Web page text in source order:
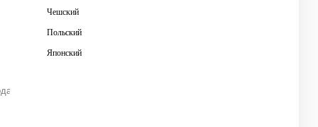
деятельности 28 лет.
Чешский
Польский
Японский